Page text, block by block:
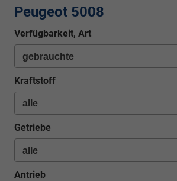
Peugeot 5008
Verfügbarkeit, Art
Kraftstoff
Getriebe
Antrieb